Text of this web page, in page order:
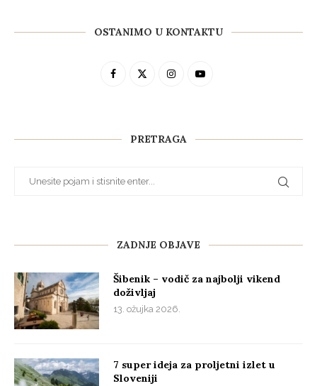
OSTANIMO U KONTAKTU
PRETRAGA
ZADNJE OBJAVE
Šibenik – vodič za najbolji vikend
doživljaj
13. ožujka 2026.
7 super ideja za proljetni izlet u
Sloveniji